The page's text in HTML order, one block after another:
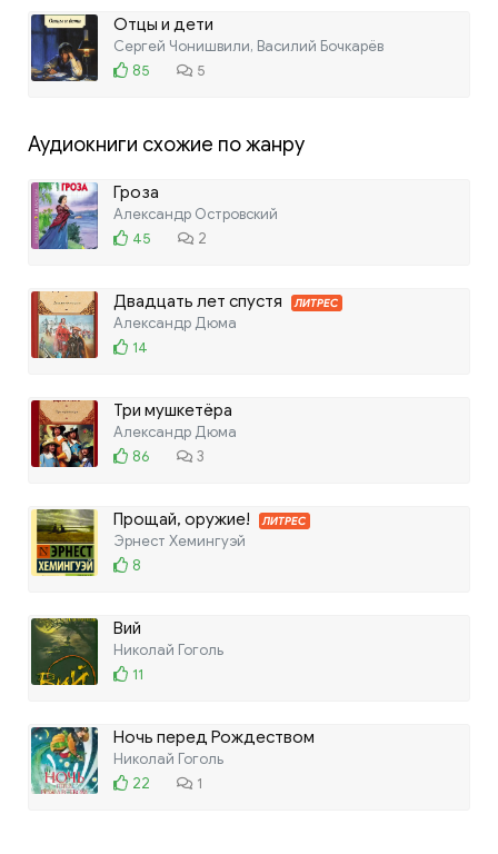
Отцы и дети
Сергей Чонишвили, Василий Бочкарёв
85
5
Аудиокниги схожие по жанру
Гроза
Александр Островский
45
2
Двадцать лет спустя ЛИТРЕС
Александр Дюма
14
Три мушкетёра
Александр Дюма
86
3
Прощай, оружие! ЛИТРЕС
Эрнест Хемингуэй
8
Вий
Николай Гоголь
11
Ночь перед Рождеством
Николай Гоголь
22
1